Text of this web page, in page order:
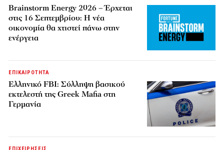
Brainstorm Energy 2026 – Έρχεται
στις 16 Σεπτεμβρίου: Η νέα
οικονομία θα χτιστεί πάνω στην
ενέργεια
ΕΠΙΚΑΙΡΟΤΗΤΑ
Ελληνικό FBI: Σύλληψη βασικού
εκτελεστή της Greek Mafia στη
Γερμανία
ΕΠΙΧΕΙΡΗΣΕΙΣ